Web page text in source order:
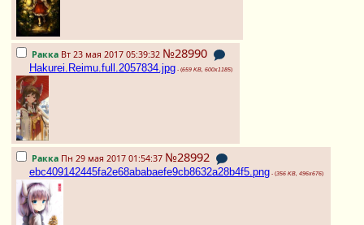
Ракка Вт 23 мая 2017 05:39:32 №28990
Hakurei.Reimu.full.2057834.jpg - (659 KB, 600x1185)
Ракка Пн 29 мая 2017 01:54:37 №28992
ebc409142445fa2e68ababaefe9cb8632a28b4f5.png - (356 KB, 496x676)